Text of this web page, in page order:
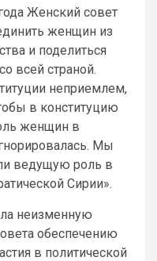
Женский совет
женщин из
и поделиться
всей страной.
неприемлем,
в конституцию
женщин в
Мы
ведущую роль в
Сирии».
неизменную
обеспечению
в политической